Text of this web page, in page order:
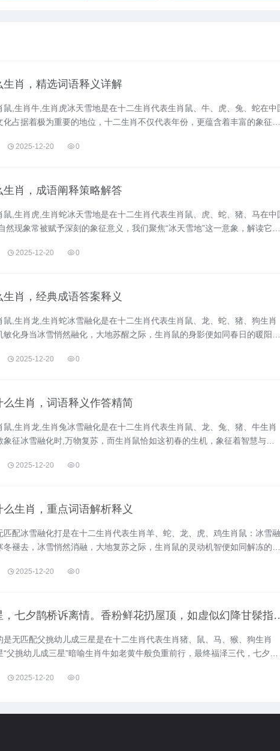
生肖，精选词语释义详解
鼠,生肖牛,生肖虎冰天雪地是在十二生肖代表生肖鼠、牛、虎、兔、蛇在中
化占据着极为重要的地位，十二生肖不仅代表年份，更蕴含着丰富的象征意
2025-12-20 0
生肖，成语阐释策略解答
鼠,生肖虎,生肖蛇冰天雪地是在十二生肖代表生肖鼠、虎、蛇、猪、马在中
然现象常被赋予深刻的象征意义，我们聚焦“冰天雪地”这一意象，解读它与
2025-12-20 0
肖，经典成语答案释义
鼠,生肖龙,生肖蛇冰雪融化是在十二生肖代表生肖鼠、龙、蛇、猪、狗生肖
敏化身当冰雪悄然融化，大地苏醒之际，生肖鼠的身影便如同春日的暖阳，
2025-12-20 0
么生肖，词语释义作答精简
鼠,生肖龙,生肖兔冰雪融化是在十二生肖代表生肖鼠、龙、兔、猪、牛生肖
象征冰雪融化时,万物复苏，而生肖鼠恰如这初春的生机，象征着智慧与
2025-12-20 0
生肖，重点词语解析释义
匹配冰雪融化打是在十二生肖代表生肖羊、蛇、龙、虎、鸡生肖鼠：冰雪融
冬褪去，冰雪悄然消融，大地复苏之际，生肖鼠的灵动机智便如同解冻的溪
2025-12-20 0
七夕鹊桥诉离情。香粉鲜花扔屋顶，如虚似幻降甘髹指
是无匹配父挑幼儿成三星是在十二生肖代表生肖猪、鼠、马、猴、狗生肖
父挑幼儿成三星”暗喻生肖牛如老黄牛般负重前行，最终福泽三代，七夕鹊
2025-12-20 0